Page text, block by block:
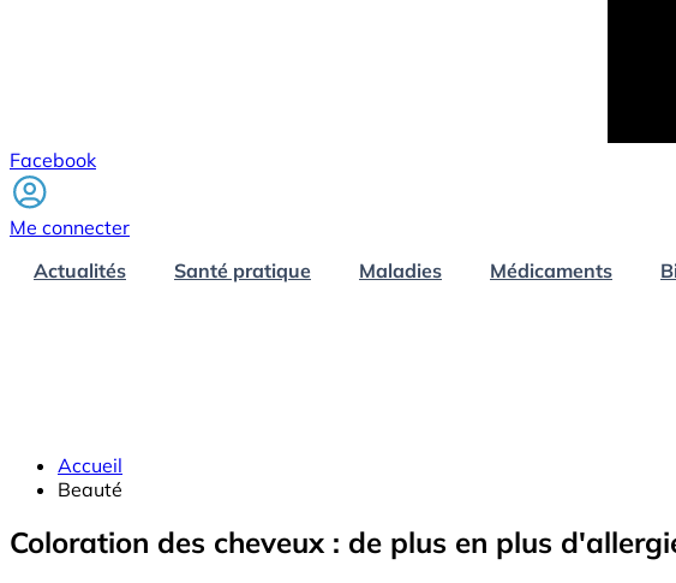
Facebook
Me connecter
Actualités
Santé pratique Maladies Médicaments
Accueil
Beauté
Coloration des cheveux : de plus en plus